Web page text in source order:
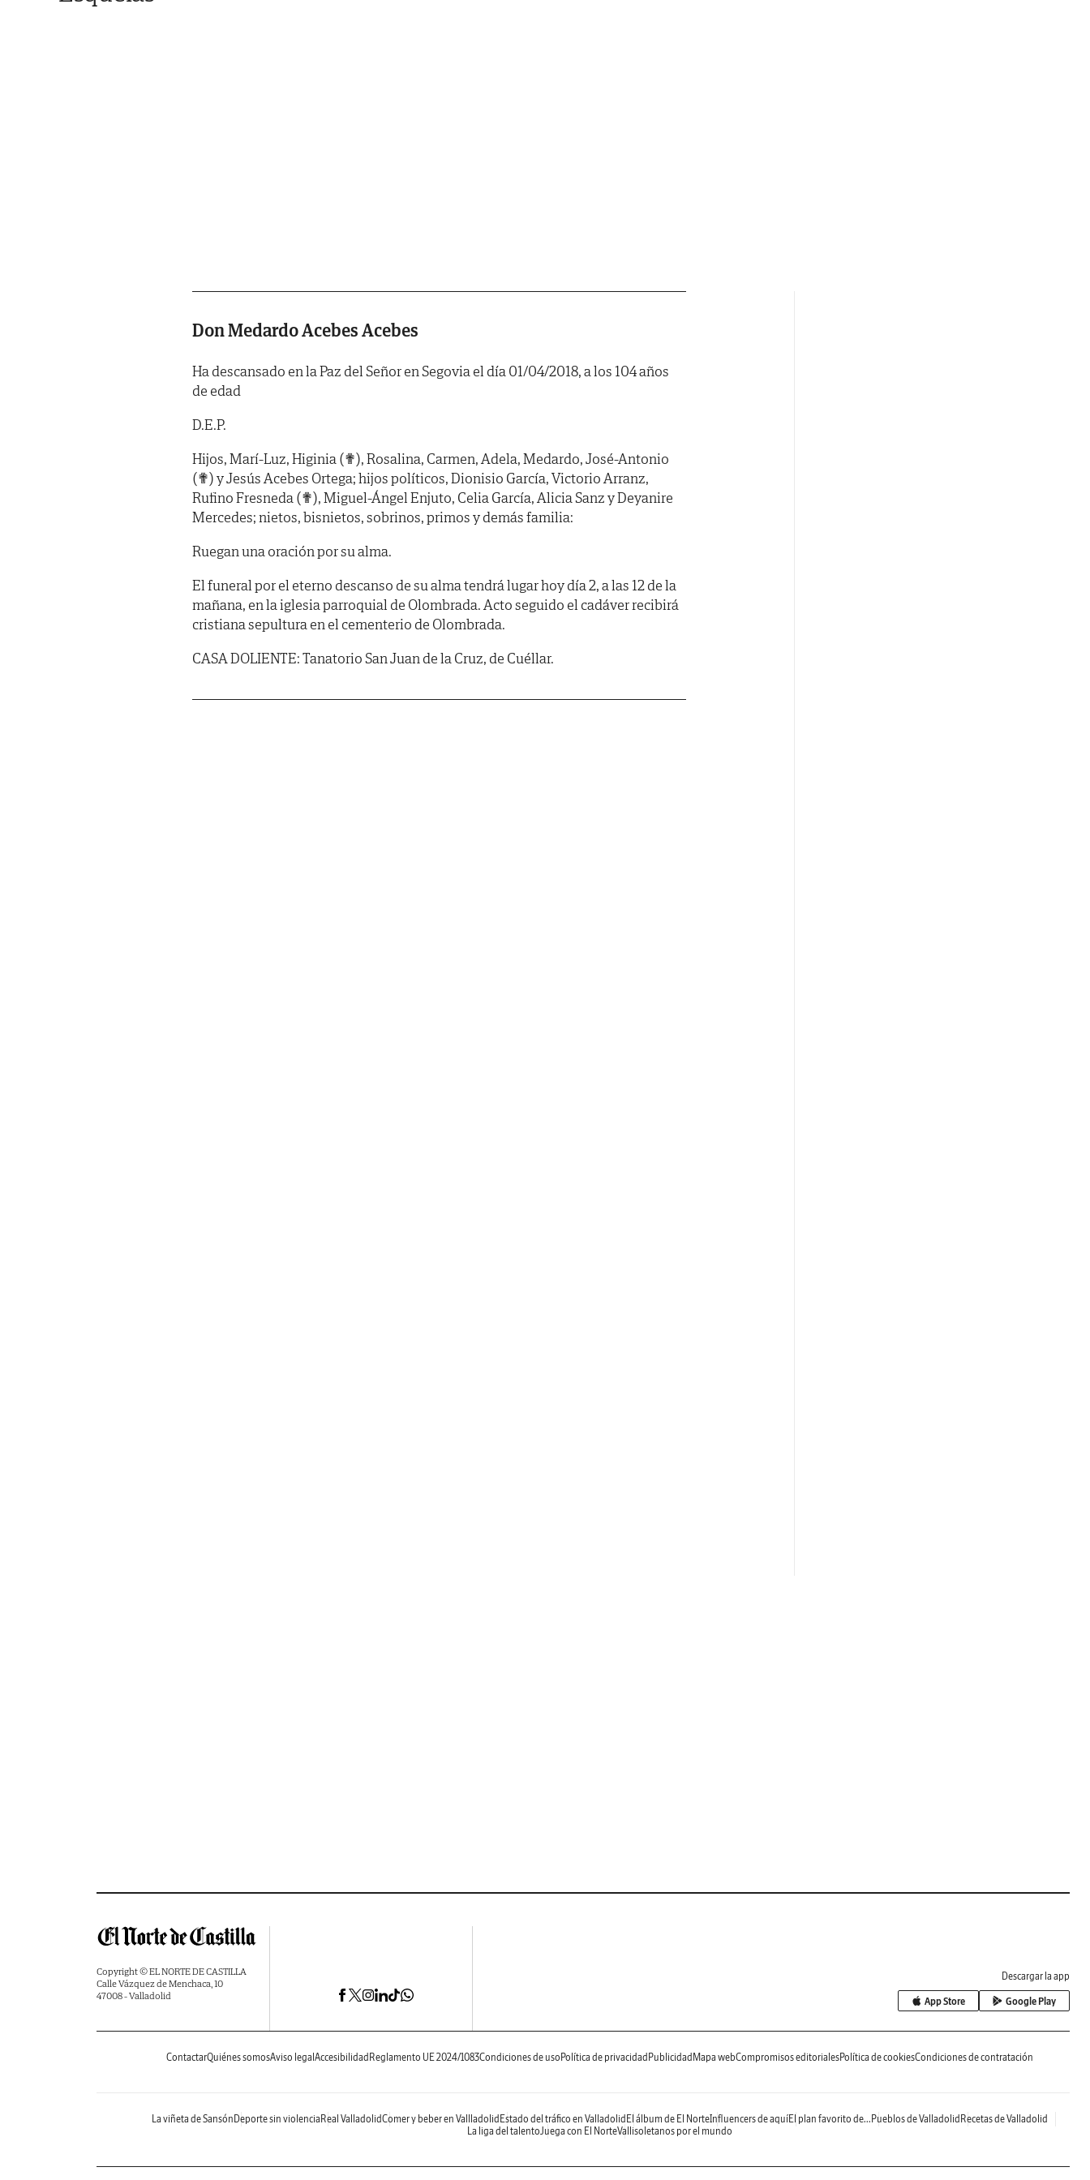
Don Medardo Acebes Acebes
Ha descansado en la Paz del Señor en Segovia el día 01/04/2018, a los 104 años
de edad
D.E.P.
Hijos, Marí-Luz, Higinia (✟), Rosalina, Carmen, Adela, Medardo, José-Antonio
(✟) y Jesús Acebes Ortega; hijos políticos, Dionisio García, Victorio Arranz,
Rufino Fresneda (✟), Miguel-Ángel Enjuto, Celia García, Alicia Sanz y Deyanire
Mercedes; nietos, bisnietos, sobrinos, primos y demás familia:
Ruegan una oración por su alma.
El funeral por el eterno descanso de su alma tendrá lugar hoy día 2, a las 12 de la
mañana, en la iglesia parroquial de Olombrada. Acto seguido el cadáver recibirá
cristiana sepultura en el cementerio de Olombrada.
CASA DOLIENTE: Tanatorio San Juan de la Cruz, de Cuéllar.
Copyright © EL NORTE DE CASTILLA
Calle Vázquez de Menchaca, 10
47008 - Valladolid
Descargar la app
App Store Google Play
ContactarQuiénes somosAviso legal Accesibilidad Reglamento UE 2024/1083Condiciones de uso Política de privacidad Publicidad Mapa webCompromisos editorialesPolítica de cookiesCondiciones de contratación
La viñeta de Sansón Deporte sin violencia Real ValladolidComer y beber en Vallladolid Estado del tráfico en Valladolid El álbum de El NorteInfluencers de aquíEl plan favorito de... Pueblos de Valladolid Recetas de Valladolid
La liga del talentoJuega con El NorteVallisoletanos por el mundo